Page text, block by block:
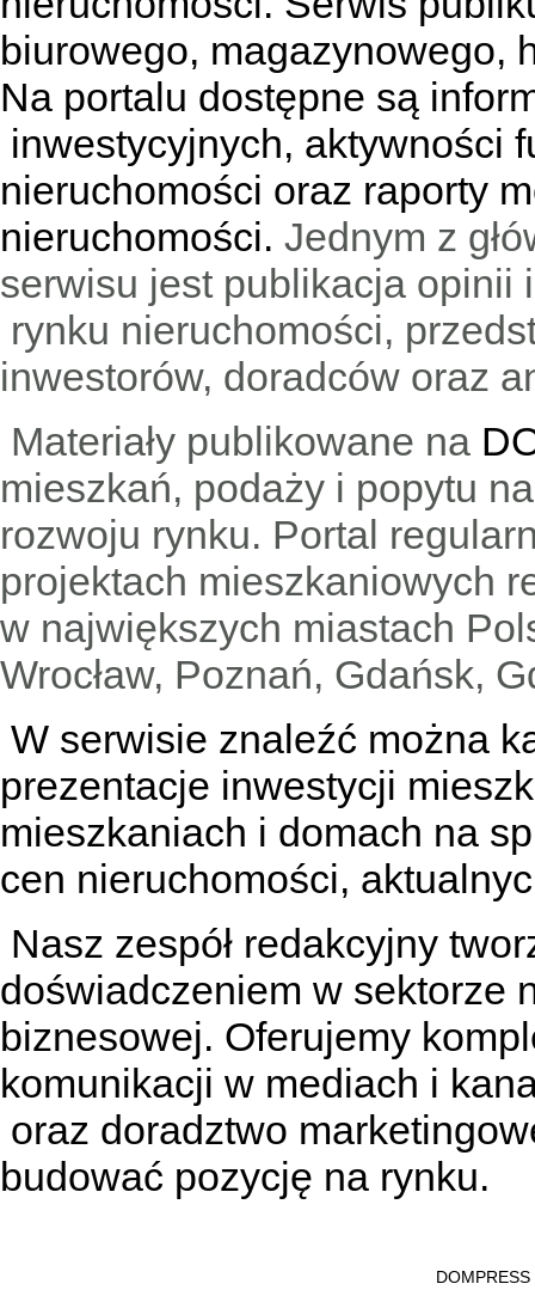
biurowego, magazynowego,
Na portalu dostępne są
inwestycyjnych, aktywności
nieruchomości oraz raporty
nieruchomości. Jednym z
serwisu jest publikacja
rynku nieruchomości,
inwestorów, doradców oraz
Materiały publikowane na
mieszkań, podaży i popytu
rozwoju rynku. Portal
projektach mieszkaniowych
w największych miastach
Wrocław, Poznań, Gdańsk,
W serwisie znaleźć można
prezentacje inwestycji
mieszkaniach i domach na
cen nieruchomości,
Nasz zespół redakcyjny
doświadczeniem w sektorze
biznesowej. Oferujemy
komunikacji w mediach i
oraz doradztwo
budować pozycję na rynku.